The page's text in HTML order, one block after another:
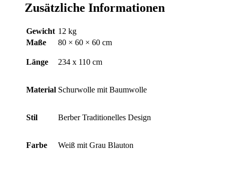
Zusätzliche Informationen
Gewicht 12 kg
Maße
80 × 60 × 60 cm
Länge 234 x 110 cm
Material Schurwolle mit Baumwolle
Stil Berber Traditionelles Design
Farbe Weiß mit Grau Blauton